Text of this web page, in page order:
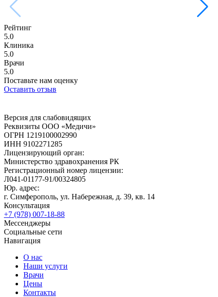
Рейтинг
5.0
Клиника
5.0
Врачи
5.0
Поставьте нам оценку
Оставить отзыв
Версия для слабовидящих
Реквизиты ООО «Медичи»
ОГРН 1219100002990
ИНН 9102271285
Лицензирующий орган:
Министерство здравохранения РК
Регистрационный номер лицензии:
Л041-01177-91/00324805
Юр. адрес:
г. Симферополь, ул. Набережная, д. 39, кв. 14
Консультация
+7 (978) 007-18-88
Мессенджеры
Социальные сети
Навигация
О нас
Наши услуги
Врачи
Цены
Контакты